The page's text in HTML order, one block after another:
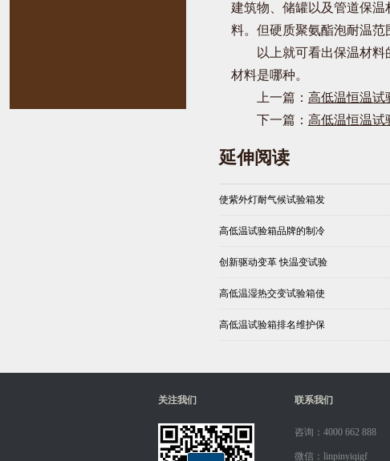
建筑物、储罐以及管道保
料。但硬质聚氨酯泡耐温
以上就可看出保温材
材料是哪种。
上一篇： 高低温恒温试
下一篇： 高低温恒温试
延伸阅读
使紫外灯耐气候试验箱发
高低温试验箱品牌的制冷
创新驱动变革 快温变试验
高低温湿热交变试验箱使
高低温试验箱排名维护保
关注我们 联系我们
咨询：4000 662 888
微信：linpinyiqigf